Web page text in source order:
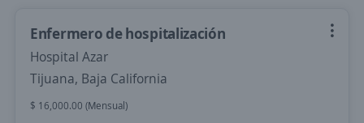
Enfermero de hospitalización
Hospital Azar
Tijuana, Baja California
$ 16,000.00 (Mensual)